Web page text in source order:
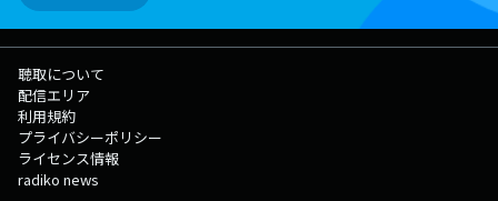
聴取について
配信エリア
利用規約
プライバシーポリシー
ライセンス情報
radiko news